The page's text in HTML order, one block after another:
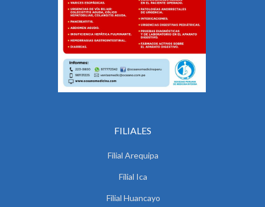
FILIALES
Filial Arequipa
Filial Ica
Filial Huancayo